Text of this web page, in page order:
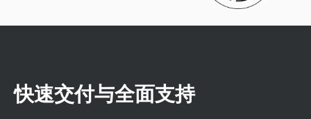
快速交付与全面支持